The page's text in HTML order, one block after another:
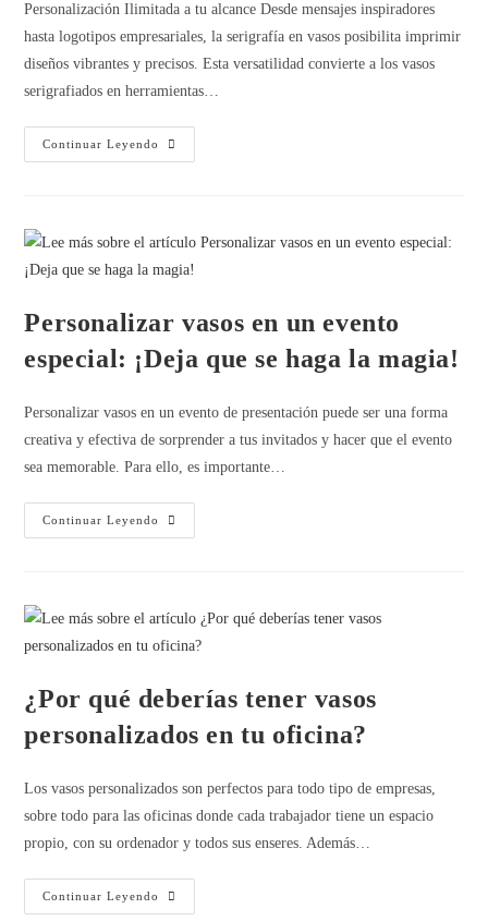
Personalización Ilimitada a tu alcance Desde mensajes inspiradores
hasta logotipos empresariales, la serigrafía en vasos posibilita imprimir
diseños vibrantes y precisos. Esta versatilidad convierte a los vasos
serigrafiados en herramientas…
Continuar Leyendo
Personalizar vasos en un evento
especial: ¡Deja que se haga la magia!
Personalizar vasos en un evento de presentación puede ser una forma
creativa y efectiva de sorprender a tus invitados y hacer que el evento
sea memorable. Para ello, es importante…
Continuar Leyendo
¿Por qué deberías tener vasos
personalizados en tu oficina?
Los vasos personalizados son perfectos para todo tipo de empresas,
sobre todo para las oficinas donde cada trabajador tiene un espacio
propio, con su ordenador y todos sus enseres. Además…
Continuar Leyendo